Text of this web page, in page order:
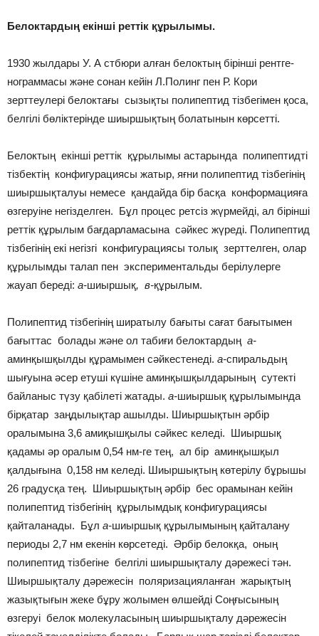
Белоктардың екінші реттік құрылымы.
1930 жылдары У. А стбюри алған белоктың бірінші рентге-
нограммасы және сонан кейін Л.Полинг пен Р. Кори
зерттеулері белоктағы сызықты полипептид тізбегімен қоса,
белгілі бөліктерінде шиыршықтың болатынын көрсетті.
Белоктың екінші реттік құрылымы астарында полипептидті
тізбектің конфигурациясы жатыр, яғни полипептид тізбегінің
шиыршықталуы немесе қандайда бір басқа конформацияға
өзгеруіне негізделген. Бұл процес ретсіз жүрмейді, ал бірінші
реттік құрылым бағдарламасына сәйкес жүреді. Полипептид
тізбегінің екі негізгі конфигурациясы толық зерттелген, олар
құрылымды талап пен экспериментальды берілулерге
жауап береді: а-шиыршық, в-құрылым.
Полипептид тізбегінің ширатылу бағыты сағат бағытымен
бағыттас болады және ол табиғи белоктардың а-
аминқышқылды құрамымен сәйкестенеді. а-спиральдың
шығуына әсер етуші күшіне аминқышқылдарының сутекті
байланыс түзу қабілеті жатады. а-шиыршық құрылымында
бірқатар заңдылықтар ашылды. Шиыршықтын әрбір
оралымына 3,6 амиқышқылы сәйкес келеді. Шиыршық
қадамы әр оралым 0,54 нм-ге тең, ал бір аминқышқыл
қалдығына 0,158 нм келеді. Шиыршықтың көтерілу бұрышы
26 градусқа тең. Шиыршықтың әрбір бес орамынан кейін
полипептид тізбегінің құрылымдық конфигурациясы
қайталанады. Бұл а-шиыршық құрылымының қайталану
периоды 2,7 нм екенін көрсетеді. Әрбір белокқа, оның
полипептид тізбегіне белгілі шиыршықталу дәрежесі тән.
Шиыршықталу дәрежесін поляризацияланған жарықтың
жазықтығын жеке бұру жолымен өлшейді Соңғысының
өзгеруі белок молекуласының шиыршықталу дәрежесін